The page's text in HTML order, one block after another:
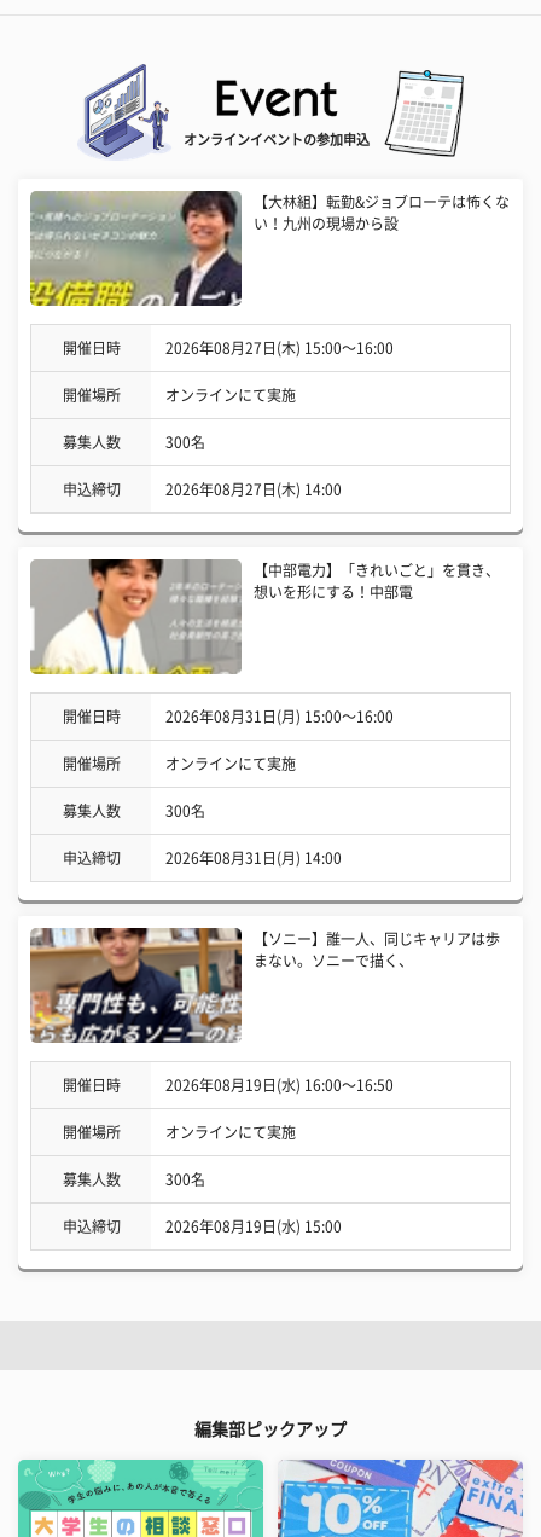
オンラインイベントの参加申込
【大林組】転勤&ジョブローテは怖くな
い！九州の現場から設
開催日時 2026年08月27日(木) 15:00〜16:00
開催場所 オンラインにて実施
募集人数 300名
申込締切 2026年08月27日(木) 14:00
【中部電力】「きれいごと」を貫き、
想いを形にする！中部電
開催日時 2026年08月31日(月) 15:00〜16:00
開催場所 オンラインにて実施
募集人数 300名
申込締切 2026年08月31日(月) 14:00
【ソニー】誰一人、同じキャリアは歩
まない。ソニーで描く、
開催日時 2026年08月19日(水) 16:00〜16:50
開催場所 オンラインにて実施
募集人数 300名
申込締切 2026年08月19日(水) 15:00
編集部ピックアップ